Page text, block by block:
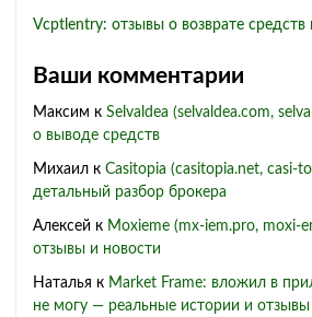
Vcptlentry: отзывы о возврате средств
Ваши комментарии
Максим к Selvaldea (selvaldea.com,
о выводе средств
Михаил к Casitopia (casitopia.net, casi-
детальный разбор брокера
Алексей к Moxieme (mx-iem.pro, moxi-
отзывы и новости
Наталья к Market Frame: вложил в
не могу — реальные истории и отзывы